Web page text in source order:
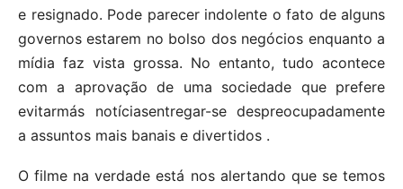
e resignado. Pode parecer indolente o fato de alguns
governos estarem no bolso dos negócios enquanto a
mídia faz vista grossa. No entanto, tudo acontece
com a aprovação de uma sociedade que prefere
evitarmás notíciasentregar-se despreocupadamente
a assuntos mais banais e divertidos .
O filme na verdade está nos alertando que se temos